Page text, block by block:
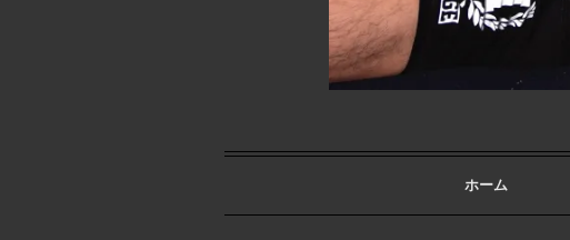
ホーム